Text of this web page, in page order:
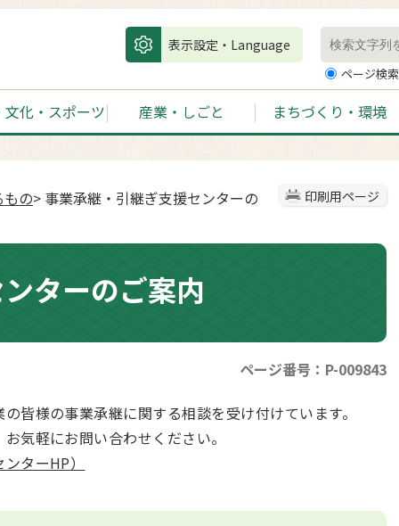
表示設定・Language
ページ検索
文化・スポーツ 産業・しごと まちづくり・環境
印刷用ページ
の> 事業承継・引継ぎ支援センターの
ターのご案内
ページ番号：P-009843
皆様の事業承継に関する相談を受け付けています。
気軽にお問い合わせください。
ターHP）